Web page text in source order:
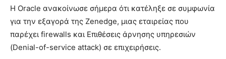
Η Oracle ανακοίνωσε σήμερα ότι κατέληξε σε συμφωνία
για την εξαγορά της Zenedge, μιας εταιρείας που
παρέχει firewalls και Επιθέσεις άρνησης υπηρεσιών
(Denial-of-service attack) σε επιχειρήσεις.